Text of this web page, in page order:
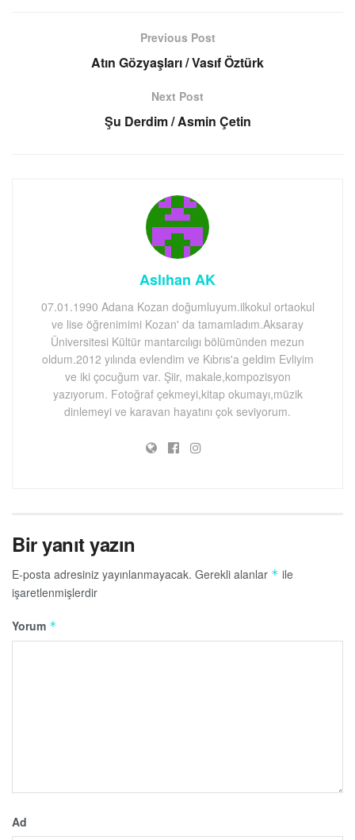
Previous Post
Atın Gözyaşları / Vasıf Öztürk
Next Post
Şu Derdim / Asmin Çetin
Aslıhan AK
07.01.1990 Adana Kozan doğumluyum.ilkokul ortaokul
ve lise öğrenimimi Kozan' da tamamladım.Aksaray
Üniversitesi Kültür mantarcılıgı bölümünden mezun
oldum.2012 yılında evlendim ve Kıbrıs'a geldim Evliyim
ve iki çocuğum var. Şiir, makale,kompozisyon
yazıyorum. Fotoğraf çekmeyi,kitap okumayı,müzik
dinlemeyi ve karavan hayatını çok seviyorum.
Bir yanıt yazın
E-posta adresiniz yayınlanmayacak. Gerekli alanlar * ile
işaretlenmişlerdir
Yorum *
Ad